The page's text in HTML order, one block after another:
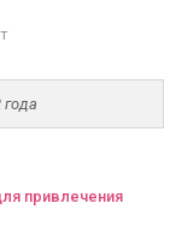
привлечения